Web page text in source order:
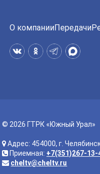
О компанииПередачи
© 2026 ГТРК «Южный Урал»
Адрес: 454000, г.
Приемная: +7(351)267-13-
cheltv@cheltv.ru